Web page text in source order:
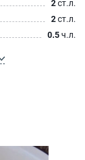
2ст.л.
2ст.л.
0.5ч.л.